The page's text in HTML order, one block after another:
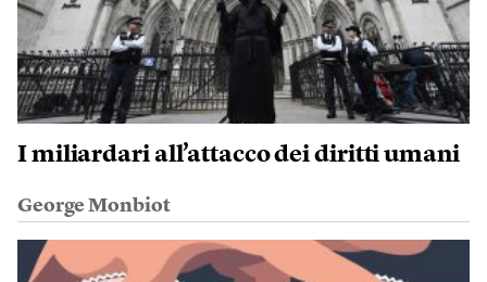
I miliardari all’attacco dei diritti umani
George Monbiot